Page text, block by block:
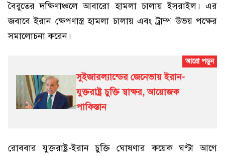
বৈরুতের দক্ষিণাঞ্চলে আবারো হামলা চালায় ইসরাইল। এর
জবাবে ইরান ক্ষেপণাস্ত্র হামলা চালায় এবং ট্রাম্প উভয় পক্ষের
সমালোচনা করেন।
সুইজারল্যান্ডের জেনেভায় ইরান-
যুক্তরাষ্ট্র চুক্তি স্বাক্ষর, আয়োজক
পাকিস্তান
রোববার যুক্তরাষ্ট্র-ইরান চুক্তি ঘোষণার কয়েক ঘণ্টা আগে